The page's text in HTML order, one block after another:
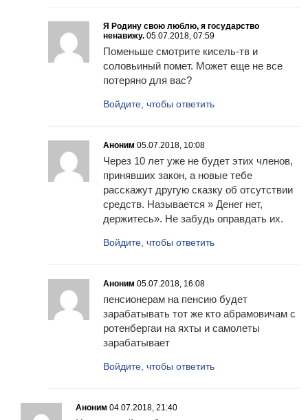
Я Родину свою люблю, я государство
ненавижу. 05.07.2018, 07:59
Поменьше смотрите кисель-тв и
соловьиный помет. Может еще не все
потеряно для вас?
Войдите, чтобы ответить
Аноним 05.07.2018, 10:08
Через 10 лет уже не будет этих членов,
принявших закон, а новые тебе
расскажут другую сказку об отсутствии
средств. Называется » Денег нет,
держитесь». Не забудь оправдать их.
Войдите, чтобы ответить
Аноним 05.07.2018, 16:08
пенсионерам на пенсию будет
зарабатывать тот же кто абрамовичам с
ротенбергаи на яхты и самолеты
зарабатывает
Войдите, чтобы ответить
Аноним 04.07.2018, 21:40